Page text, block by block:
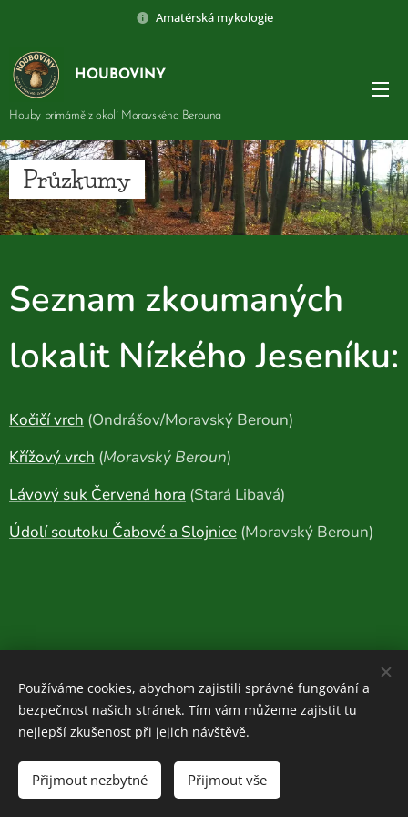
Amatérská mykologie
HOUBOVINY
Houby primárně z okolí Moravského Berouna
Průzkumy
Seznam zkoumaných
lokalit Nízkého Jeseníku:
Kočičí vrch (Ondrášov/Moravský Beroun)
Křížový vrch (Moravský Beroun)
Lávový suk Červená hora (Stará Libavá)
Údolí soutoku Čabové a Slojnice (Moravský Beroun)
Houboviny © 2020-2026
Zajímavosti z vlastních průzkumů:
ZDE
Používáme cookies, abychom zajistili správné fungování a
bezpečnost našich stránek. Tím vám můžeme zajistit tu
nejlepší zkušenost při jejich návštěvě.
Přijmout nezbytné Přijmout vše